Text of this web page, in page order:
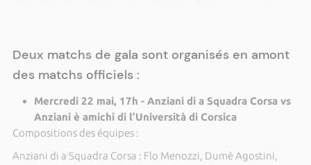
Deux matchs de gala sont organisés en amont
des matchs officiels :
Mercredi 22 mai, 17h - Anziani di a Squadra Corsa vs
Anziani è amichi di l’Università di Corsica
Compositions des équipes :
Anziani di a Squadra Corsa : Flo Menozzi, Dumè Agostini,